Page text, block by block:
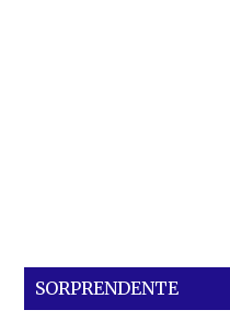
SORPRENDENTE